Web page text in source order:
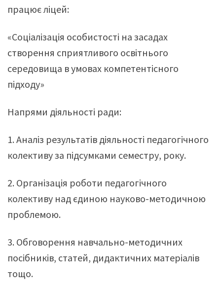
працює ліцей:
«Соціалізація особистості на засадах
створення сприятливого освітнього
середовища в умовах компетентісного
підходу»
Напрями діяльності ради:
1. Аналіз результатів діяльності педагогічного
колективу за підсумками семестру, року.
2. Організація роботи педагогічного
колективу над єдиною науково-методичною
проблемою.
3. Обговорення навчально-методичних
посібників, статей, дидактичних матеріалів
тощо.